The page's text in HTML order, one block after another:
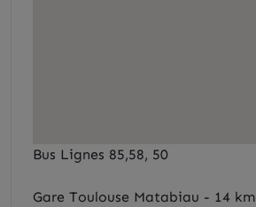
Bus Lignes 85,58, 50
Gare Toulouse Matabiau - 14 km